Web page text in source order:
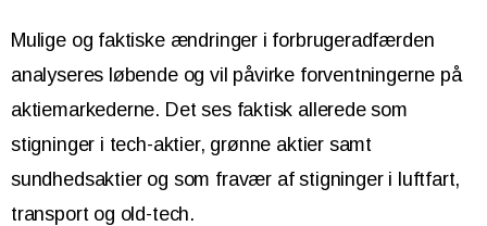
Mulige og faktiske ændringer i forbrugeradfærden
analyseres løbende og vil påvirke forventningerne på
aktiemarkederne. Det ses faktisk allerede som
stigninger i tech-aktier, grønne aktier samt
sundhedsaktier og som fravær af stigninger i luftfart,
transport og old-tech.